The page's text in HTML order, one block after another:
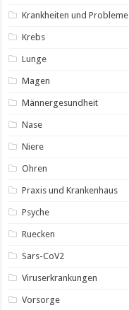
Krankheiten und Probleme
Krebs
Lunge
Magen
Männergesundheit
Nase
Niere
Ohren
Praxis und Krankenhaus
Psyche
Ruecken
Sars-CoV2
Viruserkrankungen
Vorsorge